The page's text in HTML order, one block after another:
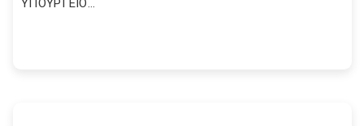
ΥΠΟΥΡΓΕΙΟ...